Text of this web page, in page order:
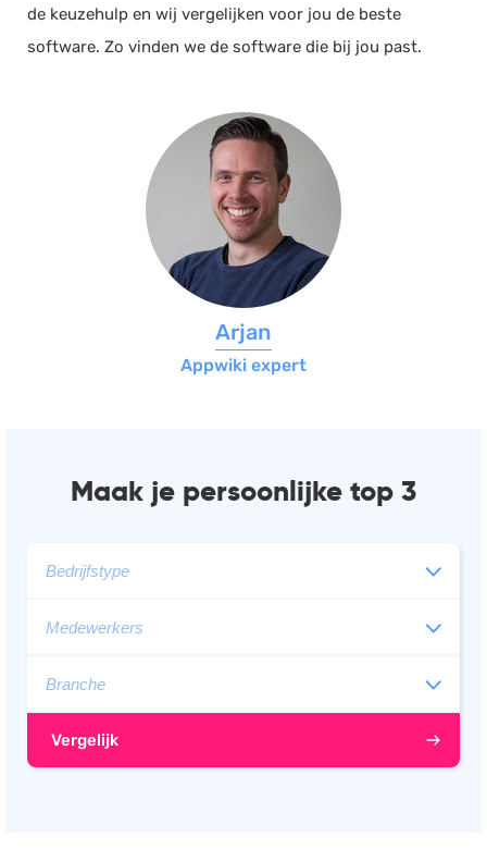
de keuzehulp en wij vergelijken voor jou de beste
software. Zo vinden we de software die bij jou past.
Arjan
Appwiki expert
Maak je persoonlijke top 3
Vergelijk